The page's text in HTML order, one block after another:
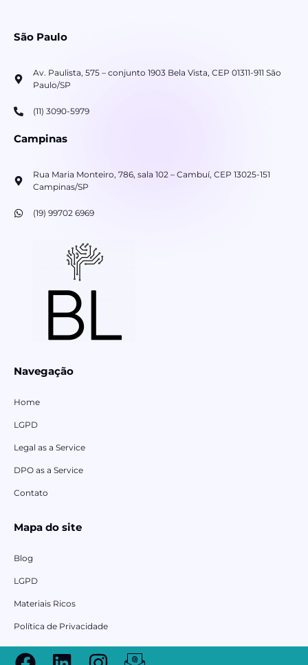
São Paulo
Av. Paulista, 575 – conjunto 1903 Bela Vista, CEP 01311-911 São
Paulo/SP
(11) 3090-5979
Campinas
Rua Maria Monteiro, 786, sala 102 – Cambuí, CEP 13025-151
Campinas/SP
(19) 99702 6969
Navegação
Home
LGPD
Legal as a Service
DPO as a Service
Contato
Mapa do site
Blog
LGPD
Materiais Ricos
Política de Privacidade